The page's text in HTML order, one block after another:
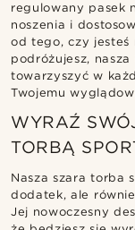
regulowany pasek
noszenia i
od tego, czy jesteś
podróżujesz,
towarzyszyć w
Twojemu
WYRAŹ
TORBĄ
Nasza szara torba
dodatek, ale
Jej nowoczesny